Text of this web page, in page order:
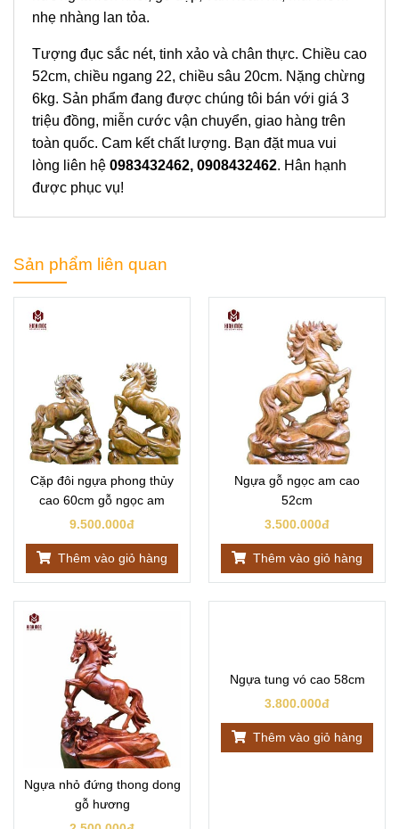
nhẹ nhàng lan tỏa.
Tượng đục sắc nét, tinh xảo và chân thực. Chiều cao
52cm, chiều ngang 22, chiều sâu 20cm. Nặng chừng
6kg. Sản phẩm đang được chúng tôi bán với giá 3
triệu đồng, miễn cước vận chuyển, giao hàng trên
toàn quốc. Cam kết chất lượng. Bạn đặt mua vui
lòng liên hệ 0983432462, 0908432462. Hân hạnh
được phục vụ!
Sản phẩm liên quan
Cặp đôi ngựa phong thủy
cao 60cm gỗ ngọc am
9.500.000đ
Thêm vào giỏ hàng
Ngựa gỗ ngọc am cao
52cm
3.500.000đ
Thêm vào giỏ hàng
Ngựa nhỏ đứng thong dong
gỗ hương
Ngựa tung vó cao 58cm
3.800.000đ
Thêm vào giỏ hàng